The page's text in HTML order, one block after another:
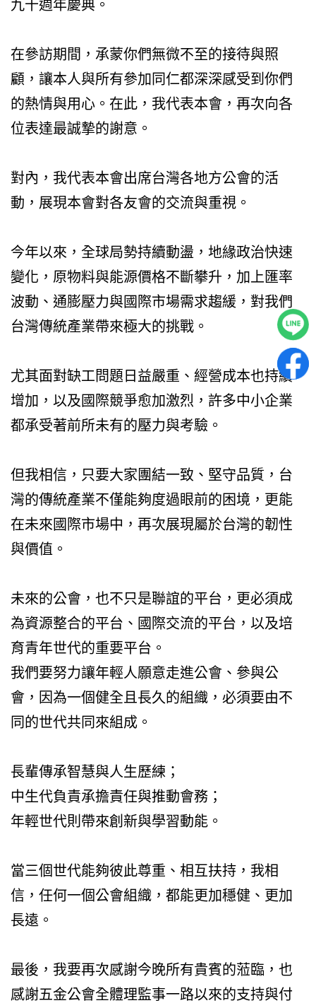
九十週年慶典。
在參訪期間，承蒙你們無微不至的接待與照
顧，讓本人與所有參加同仁都深深感受到你們
的熱情與用心。在此，我代表本會，再次向各
位表達最誠摯的謝意。
對內，我代表本會出席台灣各地方公會的活
動，展現本會對各友會的交流與重視。
今年以來，全球局勢持續動盪，地緣政治快速
變化，原物料與能源價格不斷攀升，加上匯率
波動、通膨壓力與國際市場需求趨緩，對我們
台灣傳統產業帶來極大的挑戰。
尤其面對缺工問題日益嚴重、經營成本也持續
增加，以及國際競爭愈加激烈，許多中小企業
都承受著前所未有的壓力與考驗。
但我相信，只要大家團結一致、堅守品質，台
灣的傳統產業不僅能夠度過眼前的困境，更能
在未來國際市場中，再次展現屬於台灣的韌性
與價值。
未來的公會，也不只是聯誼的平台，更必須成
為資源整合的平台、國際交流的平台，以及培
育青年世代的重要平台。
我們要努力讓年輕人願意走進公會、參與公
會，因為一個健全且長久的組織，必須要由不
同的世代共同來組成。
長輩傳承智慧與人生歷練；
中生代負責承擔責任與推動會務；
年輕世代則帶來創新與學習動能。
當三個世代能夠彼此尊重、相互扶持，我相
信，任何一個公會組織，都能更加穩健、更加
長遠。
最後，我要再次感謝今晚所有貴賓的蒞臨，也
感謝五金公會全體理監事一路以來的支持與付